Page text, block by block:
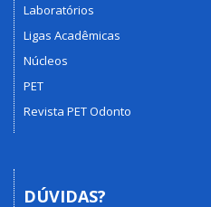
Laboratórios
Ligas Acadêmicas
Núcleos
PET
Revista PET Odonto
DÚVIDAS?